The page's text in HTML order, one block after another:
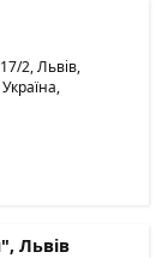
2, Львів,
Львів